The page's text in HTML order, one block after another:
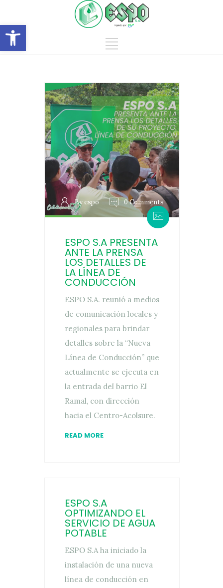
Abrir barra de herramientas
By espo 0 Comments
ESPO S.A PRESENTA
ANTE LA PRENSA
LOS DETALLES DE
LA LÍNEA DE
CONDUCCIÓN
ESPO S.A. reunió a medios
de comunicación locales y
regionales para brindar
detalles sobre la “Nueva
Línea de Conducción” que
actualmente se ejecuta en
la entrada del barrio El
Ramal, con dirección
hacia el Centro-Acolsure.
READ MORE
ESPO S.A
OPTIMIZANDO EL
SERVICIO DE AGUA
POTABLE
ESPO S.A ha iniciado la
instalación de una nueva
línea de conducción en